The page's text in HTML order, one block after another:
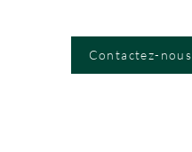
Contactez-nous